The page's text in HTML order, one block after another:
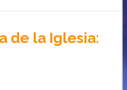
de la Iglesia: